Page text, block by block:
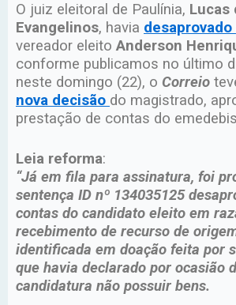
O juiz eleitoral de Paulínia, Lucas
Evangelinos, havia desaprovado
vereador eleito Anderson
conforme publicamos no último
neste domingo (22), o Correio
nova decisão do magistrado,
prestação de contas do
Leia reforma:
“Já em fila para assinatura, foi
sentença ID nº 134035125
contas do candidato eleito em
recebimento de recurso de
identificada em doação feita por
que havia declarado por ocasião
candidatura não possuir bens.